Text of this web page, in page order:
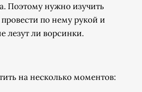
Поэтому нужно изучить
по нему рукой и
лезут ли ворсинки.
на несколько моментов: